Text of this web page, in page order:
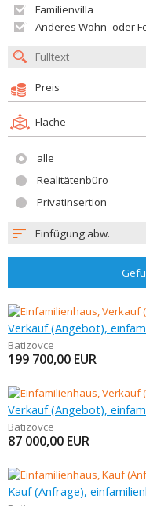
Familienvilla
Anderes Wohn- oder
Preis
Fläche
alle
Realitätenbüro
Privatinsertion
Einfügung abw.
Verkauf (Angebot),
Batizovce
199 700,00 EUR
Verkauf (Angebot),
Batizovce
87 000,00 EUR
Kauf (Anfrage),